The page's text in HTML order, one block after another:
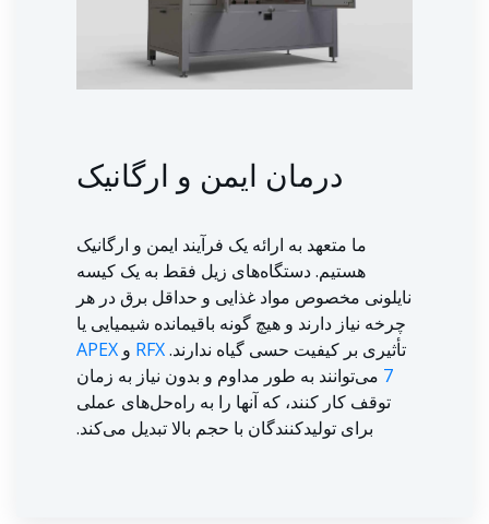
درمان ایمن و ارگانیک
ما متعهد به ارائه یک فرآیند ایمن و ارگانیک
هستیم. دستگاه‌های زیل فقط به یک کیسه
نایلونی مخصوص مواد غذایی و حداقل برق در هر
چرخه نیاز دارند و هیچ گونه باقیمانده شیمیایی یا
تأثیری بر کیفیت حسی گیاه ندارند.RFX و APEX
7 می‌توانند به طور مداوم و بدون نیاز به زمان
توقف کار کنند، که آنها را به راه‌حل‌های عملی
برای تولیدکنندگان با حجم بالا تبدیل می‌کند.